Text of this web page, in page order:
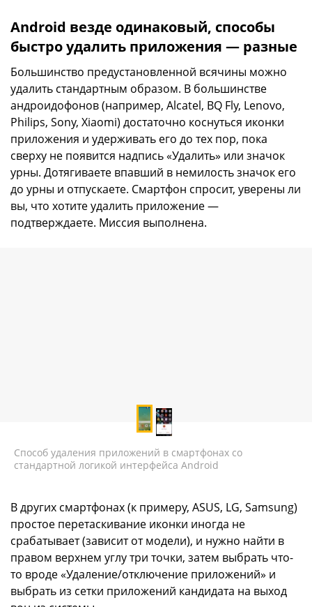
Android везде одинаковый, способы
быстро удалить приложения — разные
Большинство предустановленной всячины можно
удалить стандартным образом. В большинстве
андроидофонов (например, Alcatel, BQ Fly, Lenovo,
Philips, Sony, Xiaomi) достаточно коснуться иконки
приложения и удерживать его до тех пор, пока
сверху не появится надпись «Удалить» или значок
урны. Дотягиваете впавший в немилость значок его
до урны и отпускаете. Смартфон спросит, уверены ли
вы, что хотите удалить приложение —
подтверждаете. Миссия выполнена.
Способ удаления приложений в смартфонах со
стандартной логикой интерфейса Android
В других смартфонах (к примеру, ASUS, LG, Samsung)
простое перетаскивание иконки иногда не
срабатывает (зависит от модели), и нужно найти в
правом верхнем углу три точки, затем выбрать что-
то вроде «Удаление/отключение приложений» и
выбрать из сетки приложений кандидата на выход